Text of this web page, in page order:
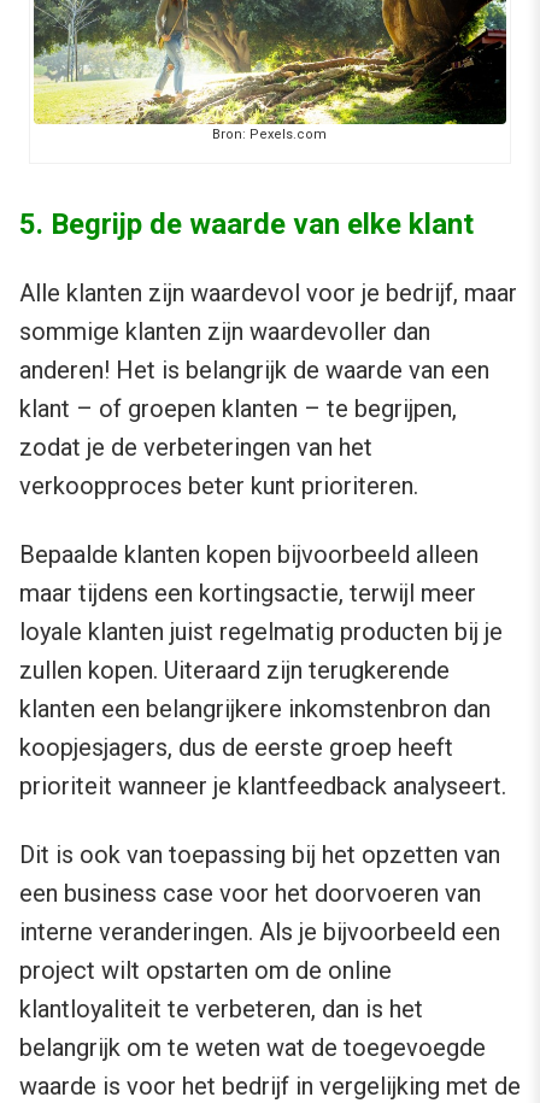
Bron: Pexels.com
5. Begrijp de waarde van elke klant
Alle klanten zijn waardevol voor je bedrijf, maar
sommige klanten zijn waardevoller dan
anderen! Het is belangrijk de waarde van een
klant – of groepen klanten – te begrijpen,
zodat je de verbeteringen van het
verkoopproces beter kunt prioriteren.
Bepaalde klanten kopen bijvoorbeeld alleen
maar tijdens een kortingsactie, terwijl meer
loyale klanten juist regelmatig producten bij je
zullen kopen. Uiteraard zijn terugkerende
klanten een belangrijkere inkomstenbron dan
koopjesjagers, dus de eerste groep heeft
prioriteit wanneer je klantfeedback analyseert.
Dit is ook van toepassing bij het opzetten van
een business case voor het doorvoeren van
interne veranderingen. Als je bijvoorbeeld een
project wilt opstarten om de online
klantloyaliteit te verbeteren, dan is het
belangrijk om te weten wat de toegevoegde
waarde is voor het bedrijf in vergelijking met de